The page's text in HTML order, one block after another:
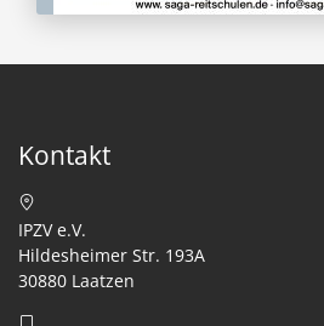
Kontakt
IPZV e.V.
Hildesheimer Str. 193A
30880 Laatzen